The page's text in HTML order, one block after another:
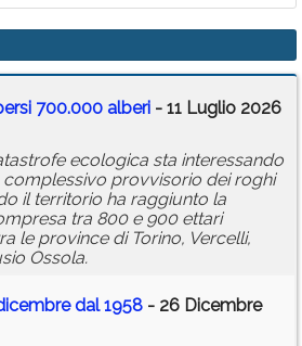
700.000 alberi - 11 Luglio 2026
ecologica sta interessando
complessivo provvisorio dei roghi
il territorio ha raggiunto la
tra 800 e 900 ettari
le province di Torino, Vercelli,
Ossola.
dal 1958 - 26 Dicembre